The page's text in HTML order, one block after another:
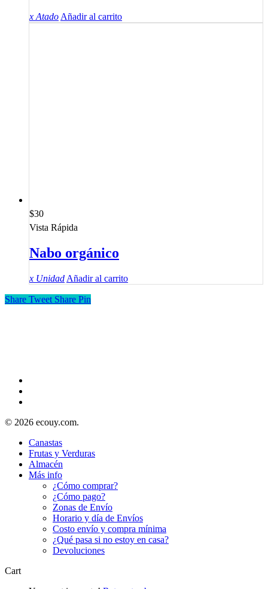
x Atado Añadir al carrito
$30
Vista Rápida
Nabo orgánico
x Unidad Añadir al carrito
Share Tweet Share Pin
© 2026 ecouy.com.
Canastas
Frutas y Verduras
Almacén
Más info
¿Cómo comprar?
¿Cómo pago?
Zonas de Envío
Horario y día de Envíos
Costo envío y compra mínima
¿Qué pasa si no estoy en casa?
Devoluciones
Cart